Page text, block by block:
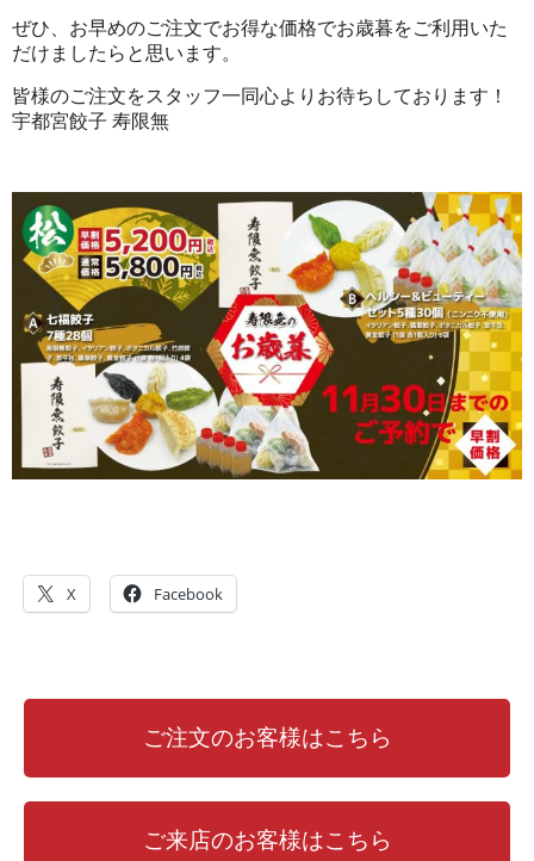
ぜひ、お早めのご注文でお得な価格でお歳暮をご利用いた
だけましたらと思います。
皆様のご注文をスタッフ一同心よりお待ちしております！
宇都宮餃子 寿限無
X Facebook
ご注文のお客様はこちら
ご来店のお客様はこちら